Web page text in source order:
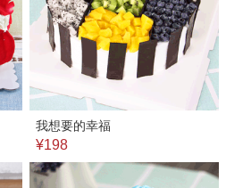
我想要的幸福
¥198